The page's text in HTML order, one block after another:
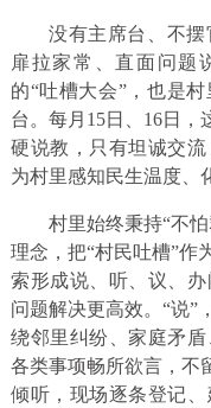
没有主席台、不
扉拉家常、直面问
的“吐槽大会”，也是
台。每月15日、16日，
硬说教，只有坦诚交
为村里感知民生温度、
村里始终秉持“不
理念，把“村民吐槽”作
索形成说、听、议、办
问题解决更高效。“说”
绕邻里纠纷、家庭矛
各类事项畅所欲言，不
倾听，现场逐条登记